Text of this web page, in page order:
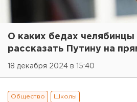
О каких бедах челябинцы
рассказать Путину на
18 декабря 2024 в 15:40
Общество Школы